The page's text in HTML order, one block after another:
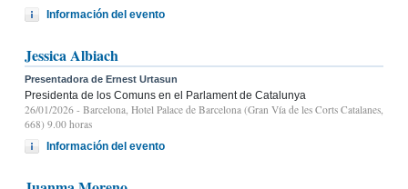
Información del evento
Jessica Albiach
Presentadora de Ernest Urtasun
Presidenta de los Comuns en el Parlament de Catalunya
26/01/2026 - Barcelona, Hotel Palace de Barcelona (Gran Vía de les Corts Catalanes,
668) 9.00 horas
Información del evento